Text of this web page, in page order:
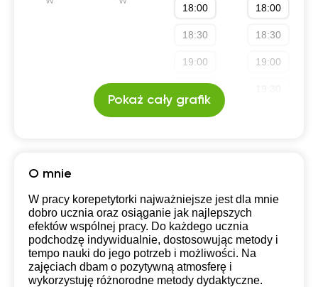
18:00
18:30
19:00
20:00
18:00
18:30
19:00
Pokaż cały grafik
O mnie
W pracy korepetytorki najważniejsze jest dla mnie
dobro ucznia oraz osiąganie jak najlepszych
efektów wspólnej pracy. Do każdego ucznia
podchodzę indywidualnie, dostosowując metody i
tempo nauki do jego potrzeb i możliwości. Na
zajęciach dbam o pozytywną atmosferę i
wykorzystuję różnorodne metody dydaktyczne.